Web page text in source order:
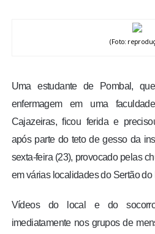
ENQUETE
TV LPB
FOTOS
COLUNISTAS
(Foto:
Uma estudante de Pombal,
enfermagem em uma
Cajazeiras, ficou ferida e
após parte do teto de gesso da
sexta-feira (23), provocado pelas
em várias localidades do Sertão do
Vídeos do local e do
imediatamente nos grupos de